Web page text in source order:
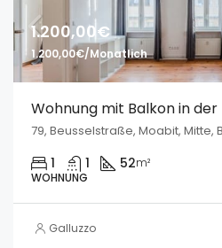
1.200,00€
1.200,00€/Monatlich
Wohnung mit Balkon in
79, Beusselstraße, Moabit, Mitte,
1 1 52m²
WOHNUNG
Galluzzo